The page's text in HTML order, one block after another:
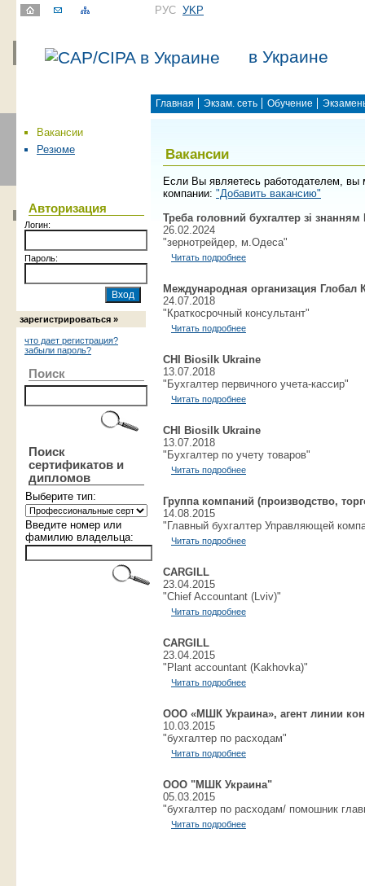
РУС УKР
в Украине
Главная Экзам. сеть Обучение
Вакансии
Резюме
Авторизация
Логин:
Пароль:
зарегистрироваться »
что дает регистрация?
забыли пароль?
Поиск
Поиск
сертификатов и
дипломов
Выберите тип:
Введите номер или
фамилию владельца:
Вакансии
Если Вы являетесь работодателем,
компании: "Добавить вакансию"
Треба головний бухгалтер зі
26.02.2024
"зернотрейдер, м.Одеса"
Читать подробнее
Международная организация
24.07.2018
"Краткосрочный консультант"
Читать подробнее
CHI Biosilk Ukraine
13.07.2018
"Бухгалтер первичного учета-кассир"
Читать подробнее
CHI Biosilk Ukraine
13.07.2018
"Бухгалтер по учету товаров"
Читать подробнее
Группа компаний (производство,
14.08.2015
"Главный бухгалтер Управляющей
Читать подробнее
CARGILL
23.04.2015
"Chief Accountant (Lviv)"
Читать подробнее
CARGILL
23.04.2015
"Plant accountant (Kakhovka)"
Читать подробнее
ООО «МШК Украина», агент линии
10.03.2015
"бухгалтер по расходам"
Читать подробнее
ООО "МШК Украина"
05.03.2015
"бухгалтер по расходам/ помошник
Читать подробнее